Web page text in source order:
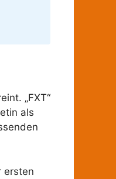
„FXT“
als
ersten